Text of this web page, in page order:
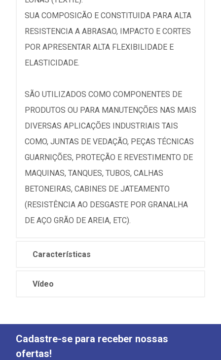
SUA COMPOSICÃO E CONSTITUIDA PARA ALTA
RESISTENCIA A ABRASAO, IMPACTO E CORTES
POR APRESENTAR ALTA FLEXIBILIDADE E
ELASTICIDADE.
SÃO UTILIZADOS COMO COMPONENTES DE
PRODUTOS OU PARA MANUTENÇÕES NAS MAIS
DIVERSAS APLICAÇÕES INDUSTRIAIS TAIS
COMO, JUNTAS DE VEDAÇÃO, PEÇAS TÉCNICAS
GUARNIÇÕES, PROTEÇÃO E REVESTIMENTO DE
MAQUINAS, TANQUES, TUBOS, CALHAS
BETONEIRAS, CABINES DE JATEAMENTO
(RESISTÊNCIA AO DESGASTE POR GRANALHA
DE AÇO GRÃO DE AREIA, ETC).
Características
Vídeo
Cadastre-se para receber nossas
ofertas!